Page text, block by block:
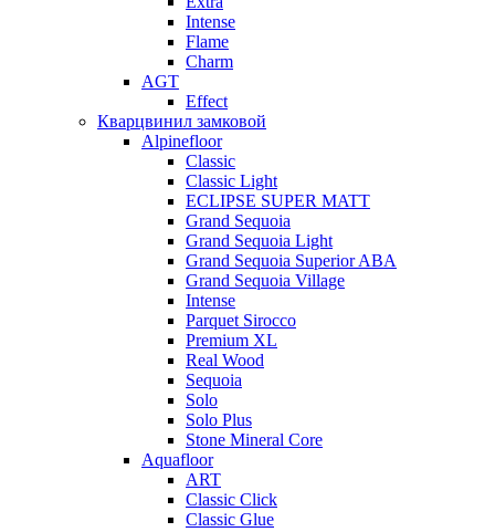
Intense
Flame
Charm
AGT
Effect
Кварцвинил замковой
Alpinefloor
Classic
Classic Light
ECLIPSE SUPER MATT
Grand Sequoia
Grand Sequoia Light
Grand Sequoia Superior ABA
Grand Sequoia Village
Intense
Parquet Sirocco
Premium XL
Real Wood
Sequoia
Solo
Solo Plus
Stone Mineral Core
Aquafloor
ART
Classic Click
Classic Glue